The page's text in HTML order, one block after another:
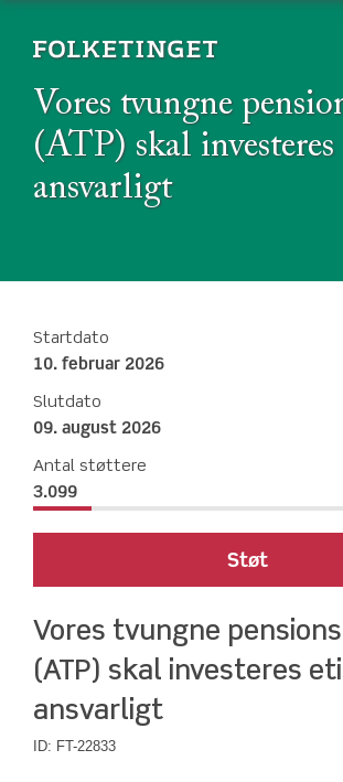
Vores tvungne
(ATP) skal
ansvarligt
Startdato
10. februar 2026
Slutdato
09. august 2026
Antal støttere
3.099
Støt
Vores tvungne
(ATP) skal investeres
ansvarligt
ID: FT-22833